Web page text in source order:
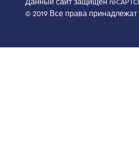
Данный сайт защищен
© 2019 Все права